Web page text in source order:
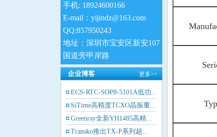
康纳温菲尔德晶振
Jauch晶振
维管晶振
格林雷晶振
Pletronics晶振
手机: 18924600166
E-mail：yijindz@163.com
QQ:857950243
地址：深圳市宝安区新安107
国道旁甲岸路
企业博客 更多>>
ECS-RTC-SOP8-5101A低功...
SiTime高精度TCXO晶振重...
Greenray全新YH1485高精...
Transko推出TX-P系列超...